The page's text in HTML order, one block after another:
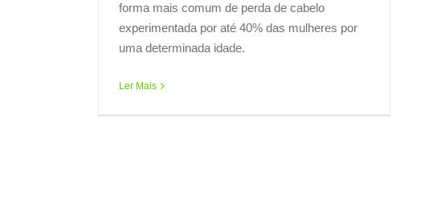
forma mais comum de perda de cabelo
experimentada por até 40% das mulheres por
uma determinada idade.
Ler Mais